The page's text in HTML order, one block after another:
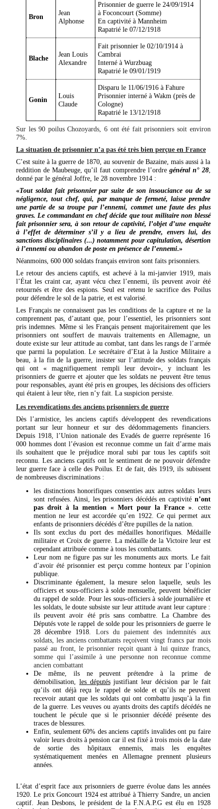
Bron
Jean
Alphonse
Prisonnier de guerre le 24/09/1914
à Foconcourt (Somme)
En captivité à Mannheim
Rapatrié le 07/12/1918
Blache
Jean Louis
Alexandre
Fait prisonnier le 02/10/1914 à
Cambrai
Interné à Wurzbuag
Rapatrié le 09/01/1919
Gonin
Louis
Claude
Disparu le 11/06/1916 à Fahure
Prisonnier interné à Wakm (près de
Cologne)
Rapatrié le 13/12/1918
Sur les 90 poilus Chozoyards, 6 ont été fait prisonniers soit environ
7%.
La situation de prisonnier n’a pas été très bien perçue en France
C’est suite à la guerre de 1870, au souvenir de Bazaine, mais aussi à la
reddition de Maubeuge, qu’il faut comprendre l’ordre général n° 28,
donné par le général Joffre, le 28 novembre 1914 :
«Tout soldat fait prisonnier par suite de son insouciance ou de sa
négligence, tout chef, qui, par manque de fermeté, laisse prendre
une partie de sa troupe par l’ennemi, commet une faute des plus
graves. Le commandant en chef décide que tout militaire non blessé
fait prisonnier sera, à son retour de captivité, l’objet d’une enquête
à l’effet de déterminer s’il y a lieu de prendre, envers lui, des
sanctions disciplinaires (...) notamment pour capitulation, désertion
à l’ennemi ou abandon de poste en présence de l’ennemi.»
Néanmoins, 600 000 soldats français environ sont faits prisonniers.
Le retour des anciens captifs, est achevé à la mi-janvier 1919, mais
l’État les craint car, ayant vécu chez l’ennemi, ils peuvent avoir été
retournés et être des espions. Seul est retenu le sacrifice des Poilus
pour défendre le sol de la patrie, et est valorisé.
Les Français ne connaissent pas les conditions de la capture et ne la
comprennent pas, d’autant que, pour l’essentiel, les prisonniers sont
pris indemnes. Même si les Français pensent majoritairement que les
prisonniers ont souffert de mauvais traitements en Allemagne, un
doute existe sur leur attitude au combat, tant dans les rangs de l’armée
que parmi la population. Le secrétaire d’Etat à la Justice Militaire a
beau, à la fin de la guerre, insister sur l’attitude des soldats français
qui ont « magnifiquement rempli leur devoir», y incluant les
prisonniers de guerre et ajouter que les soldats ne peuvent être tenus
pour responsables, ayant été pris en groupes, les décisions des officiers
qui étaient à leur tête, rien n’y fait. La suspicion persiste.
Les revendications des anciens prisonniers de guerre
Dès l’armistice, les anciens captifs développent des revendications
portant sur leur honneur et sur des dédommagements financiers.
Depuis 1918, l’Union nationale des Evadés de guerre représente 16
000 hommes dont l’évasion est reconnue comme un fait d’arme mais
ils souhaitent que le préjudice moral subi par tous les captifs soit
reconnu. Les anciens captifs ont le sentiment de ne pouvoir défendre
leur guerre face à celle des Poilus. Et de fait, dès 1919, ils subissent
de nombreuses discriminations :
les distinctions honorifiques consenties aux autres soldats leurs
sont refusées. Ainsi, les prisonniers décédés en captivité n’ont
pas droit à la mention « Mort pour la France » . cette
mention ne leur est accordée qu’en 1922. Ce qui permet aux
enfants de prisonniers décédés d’être pupilles de la nation.
Ils sont exclus du port des médailles honorifiques. Médaille
militaire et Croix de guerre . La médaille de la Victoire leur est
cependant attribuée comme à tous les combattants.
Leur nom ne figure pas sur les monuments aux morts. Le fait
d’avoir été prisonnier est perçu comme honteux par l’opinion
publique.
Discriminante également, la mesure selon laquelle, seuls les
officiers et sous-officiers à solde mensuelle, peuvent bénéficier
du rappel de solde. Pour les sous-officiers à solde journalière et
les soldats, le doute subsiste sur leur attitude avant leur capture :
ils peuvent avoir été pris sans combattre. La Chambre des
Députés vote le rappel de solde pour les prisonniers de guerre le
28 décembre 1918. Lors du paiement des indemnités aux
soldats, les anciens combattants reçoivent vingt francs par mois
passé au front, le prisonnier reçoit quant à lui quinze francs,
somme qui l’assimile à une personne non reconnue comme
ancien combattant
De même, ils ne peuvent prétendre à la prime de
démobilisation, les députésjustifiant leur décision par le fait
qu’ils ont déjà reçu le rappel de solde et qu’ils ne peuvent
recevoir autant que les soldats qui ont combattu jusqu’à la fin
de la guerre. Les veuves ou ayants droits des captifs décédés ne
touchent le pécule que si le prisonnier décédé présente des
traces de blessures.
Enfin, seulement 60% des anciens captifs invalides ont pu faire
valoir leurs droits à pension car il est fixé à trois mois de la date
de sortie des hôpitaux ennemis, mais les enquêtes
systématiquement menées en Allemagne prennent plusieurs
années.
L’état d’esprit face aux prisonniers de guerre évolue dans les années
1920. Le prix Goncourt 1924 est attribué à Thierry Sandre, un ancien
captif. Jean Desbons, le président de la F.N.A.P.G est élu en 1928